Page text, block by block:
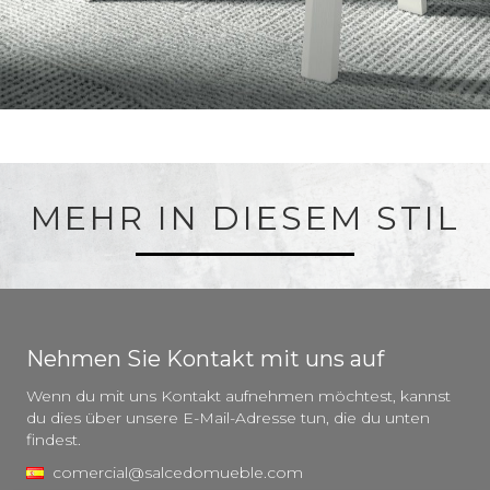
MEHR IN DIESEM STIL
Nehmen Sie Kontakt mit uns auf
Wenn du mit uns Kontakt aufnehmen möchtest, kannst
du dies über unsere E-Mail-Adresse tun, die du unten
findest.
comercial@salcedomueble.com